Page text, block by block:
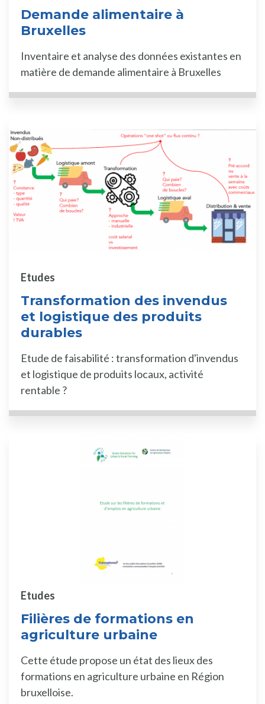
Demande alimentaire à
Bruxelles
Inventaire et analyse des données existantes en
matière de demande alimentaire à Bruxelles
Transformation des invendus
et logistique des produits
durables
Etudes
Etude de faisabilité : transformation d'invendus
et logistique de produits locaux, activité
rentable ?
Filières de formations en
agriculture urbaine
Etudes
Cette étude propose un état des lieux des
formations en agriculture urbaine en Région
bruxelloise.